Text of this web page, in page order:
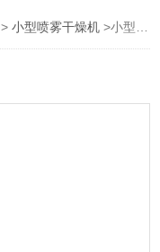
>小型喷雾干燥机 >小型喷雾干燥机